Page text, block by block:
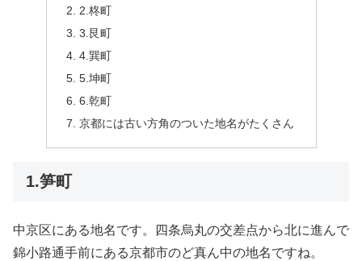
2.柊町
3.艮町
4.巽町
5.坤町
6.乾町
京都には古い方角のついた地名がたくさん
1.笋町
中京区にある地名です。四条烏丸の交差点から北に進んで
錦小路通手前にある京都市のど真ん中の地名ですね。